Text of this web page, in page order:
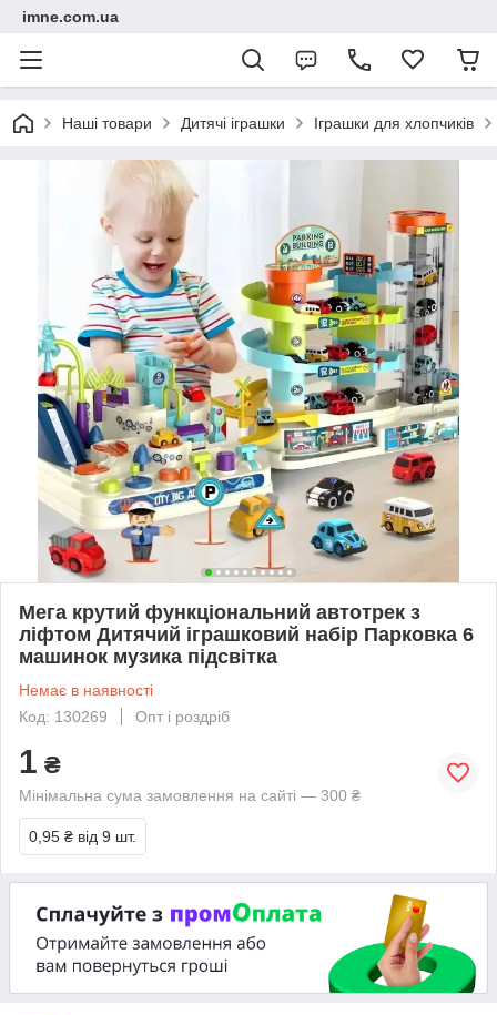
imne.com.ua
Наші товари Дитячі іграшки Іграшки для хлопчиків
Мега крутий функціональний автотрек з
ліфтом Дитячий іграшковий набір Парковка 6
машинок музика підсвітка
Немає в наявності
Код: 130269
Опт і роздріб
1 ₴
Мінімальна сума замовлення на сайті — 300 ₴
0,95 ₴ від 9 шт.